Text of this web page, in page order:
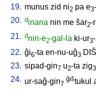
19. munus zid ni2 pa e3
20. dinana nin me šar2-
21. dnin-e2-gal-la ki-ur3
22. ĝi6-ta en-nu-uĝ3 DIŠ
23. sipad-gin7 u2-ta zig3
24. ur-saĝ-gin7
ĝištukul